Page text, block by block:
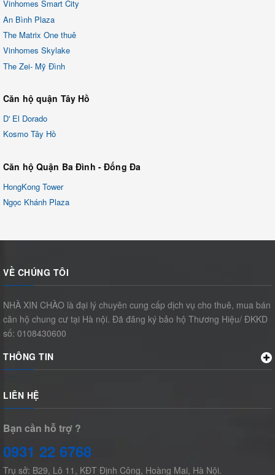
Vinhomes Smart City
An Bình Plaza
The Matrix One thuê
Vinhomes Skylake
The Zei- Mỹ Đình
Căn hộ quận Tây Hồ
D' El Dorado
Kosmo Tây Hồ
Căn hộ Quận Ba Đình - Đống Đa
HongKong Tower
Ngọc Khánh Plaza
VỀ CHÚNG TÔI
NHÀ XIN CHÀO là đại lý chuyên cung cấp dịch vụ cho thuê, mua bán
căn hộ chung cư tại Hà nội. Đã đăng ký bảo hộ Thương Hiệu/ ĐKKD
số: 0108430600
THÔNG TIN
LIÊN HỆ
Bạn cần hỗ trợ ?
0931 22 6768
Trụ sở: B29, Lô 11, KĐT Định Công, Hoàng Mai, Hà Nội.